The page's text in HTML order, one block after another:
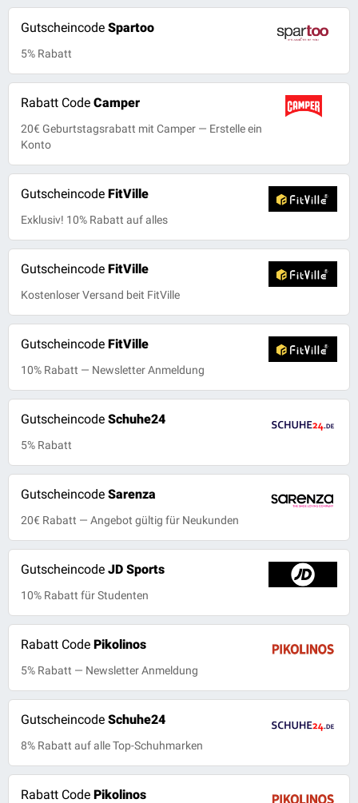
Gutscheincode Spartoo
5% Rabatt
Rabatt Code Camper
20€ Geburtstagsrabatt mit Camper — Erstelle ein
Konto
Gutscheincode FitVille
Exklusiv! 10% Rabatt auf alles
Gutscheincode FitVille
Kostenloser Versand beit FitVille
Gutscheincode FitVille
10% Rabatt — Newsletter Anmeldung
Gutscheincode Schuhe24
5% Rabatt
Gutscheincode Sarenza
20€ Rabatt — Angebot gültig für Neukunden
Gutscheincode JD Sports
10% Rabatt für Studenten
Rabatt Code Pikolinos
5% Rabatt — Newsletter Anmeldung
Gutscheincode Schuhe24
8% Rabatt auf alle Top-Schuhmarken
Rabatt Code Pikolinos